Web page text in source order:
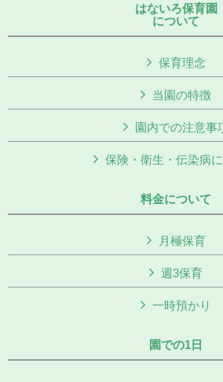
はないろ保育園
について
保育理念
当園の特徴
園内での注意事
保険・衛生・伝染病
料金について
月極保育
週3保育
一時預かり
園での1日